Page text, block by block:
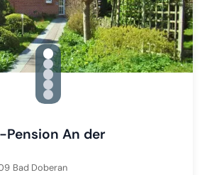
gallery.slide_selector
Zu Slide 1 wechseln
Zu Slide 2 wechseln
Zu Slide 3 wechseln
Zu Slide 4 wechseln
Zu Slide 5 wechseln
Pension An der
Bad Doberan